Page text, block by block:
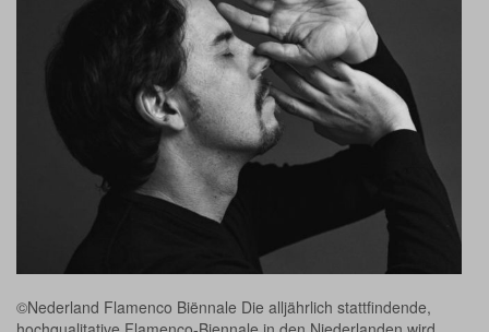
©Nederland Flamenco Biënnale Die alljährlich stattfindende,